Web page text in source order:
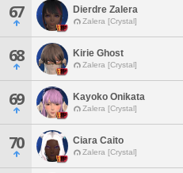
67 Dierdre Zalera
Zalera [Crystal]
68 Kirie Ghost
Zalera [Crystal]
69 Kayoko Onikata
Zalera [Crystal]
70 Ciara Caito
Zalera [Crystal]